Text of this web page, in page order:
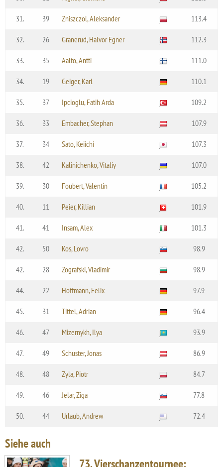
31. 39 Zniszczol, Aleksander 113.4
32. 26 Granerud, Halvor Egner 112.3
33. 35 Aalto, Antti 111.0
34. 19 Geiger, Karl 110.1
35. 37 Ipcioglu, Fatih Arda 109.2
36. 33 Embacher, Stephan 107.9
37. 34 Sato, Keiichi 107.3
38. 42 Kalinichenko, Vitaliy 107.0
39. 30 Foubert, Valentin 105.2
40. 11 Peier, Killian 101.9
41. 41 Insam, Alex 101.3
42. 50 Kos, Lovro 98.9
42. 28 Zografski, Vladimir 98.9
44. 22 Hoffmann, Felix 97.9
45. 31 Tittel, Adrian 96.4
46. 47 Mizernykh, Ilya 93.9
47. 49 Schuster, Jonas 86.9
48. 48 Zyla, Piotr 84.7
49. 46 Jelar, Ziga 77.8
50. 44 Urlaub, Andrew 72.4
Siehe auch
73. Vierschanzentournee: